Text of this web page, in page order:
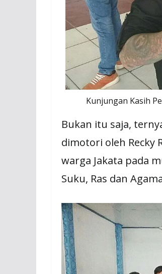
Kunjungan Kasih
Bukan itu saja,
dimotori oleh Recky
warga Jakata pada
Suku, Ras dan